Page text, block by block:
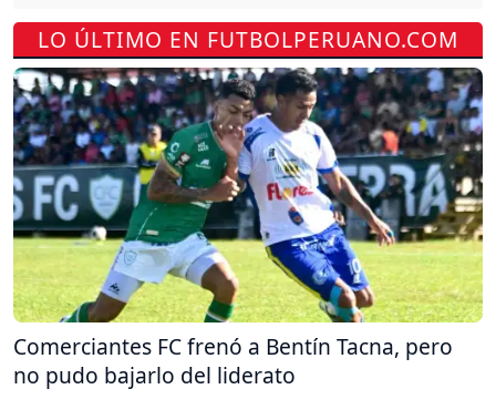
LO ÚLTIMO EN FUTBOLPERUANO.COM
Comerciantes FC frenó a Bentín Tacna, pero
no pudo bajarlo del liderato